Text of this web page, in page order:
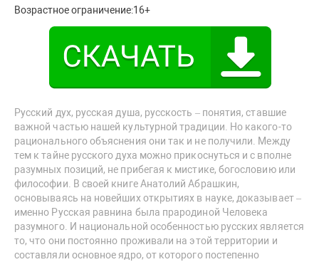
Возрастное ограничение:16+
Русский дух, русская душа, русскость – понятия, ставшие
важной частью нашей культурной традиции. Но какого-то
рационального объяснения они так и не получили. Между
тем к тайне русского духа можно прикоснуться и с вполне
разумных позиций, не прибегая к мистике, богословию или
философии. В своей книге Анатолий Абрашкин,
основываясь на новейших открытиях в науке, доказывает –
именно Русская равнина была прародиной Человека
разумного. И национальной особенностью русских является
то, что они постоянно проживали на этой территории и
составляли основное ядро, от которого постепенно